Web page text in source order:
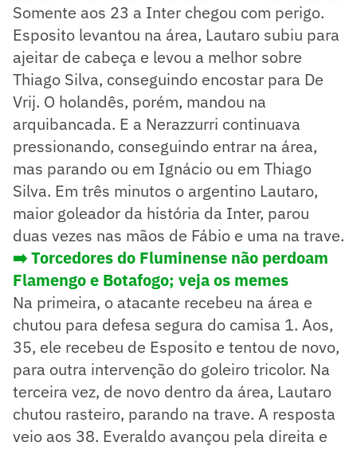
Somente aos 23 a Inter chegou com perigo.
Esposito levantou na área, Lautaro subiu para
ajeitar de cabeça e levou a melhor sobre
Thiago Silva, conseguindo encostar para De
Vrij. O holandês, porém, mandou na
arquibancada. E a Nerazzurri continuava
pressionando, conseguindo entrar na área,
mas parando ou em Ignácio ou em Thiago
Silva. Em três minutos o argentino Lautaro,
maior goleador da história da Inter, parou
duas vezes nas mãos de Fábio e uma na trave.
➡️ Torcedores do Fluminense não perdoam
Flamengo e Botafogo; veja os memes
Na primeira, o atacante recebeu na área e
chutou para defesa segura do camisa 1. Aos,
35, ele recebeu de Esposito e tentou de novo,
para outra intervenção do goleiro tricolor. Na
terceira vez, de novo dentro da área, Lautaro
chutou rasteiro, parando na trave. A resposta
veio aos 38. Everaldo avançou pela direita e